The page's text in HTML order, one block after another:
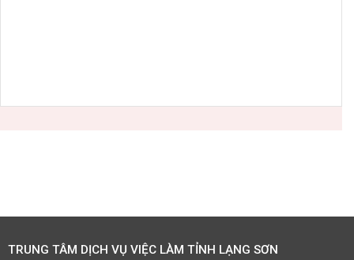
TRUNG TÂM DỊCH VỤ VIỆC LÀM TỈNH LẠNG SƠN